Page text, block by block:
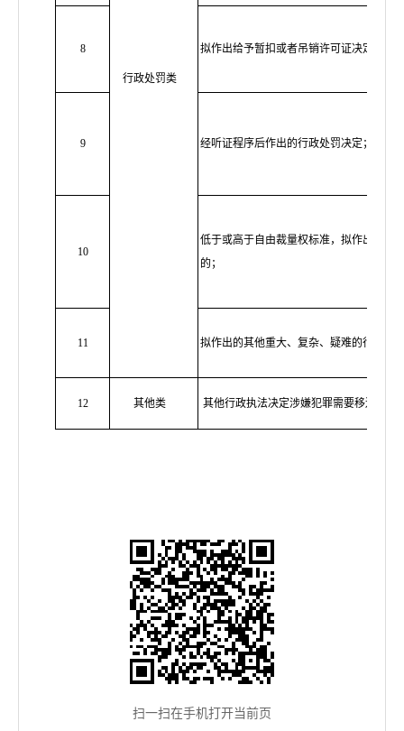
行政处罚类
8 拟作出给予暂扣或者吊销许可证决定的；
9 经听证程序后作出的行政处罚决定；
10
低于或高于自由裁量权标准，拟作出减轻
的；
11 拟作出的其他重大、复杂、疑难的行政处
12 其他类 其他行政执法决定涉嫌犯罪需要移送司法
扫一扫在手机打开当前页